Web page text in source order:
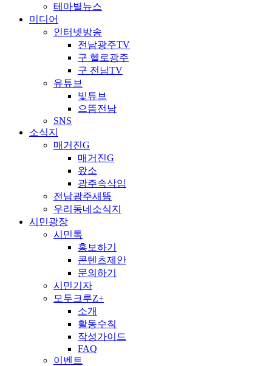
테마별뉴스
미디어
인터넷방송
전남광주TV
구 헬로광주
구 전남TV
유튜브
빛튜브
으뜸전남
SNS
소식지
매거진G
매거진G
왔소
광주속삭임
전남광주새뜸
우리동네소식지
시민광장
시민톡
홍보하기
콘텐츠제안
문의하기
시민기자
모두크루Z+
소개
활동수칙
작성가이드
FAQ
이벤트